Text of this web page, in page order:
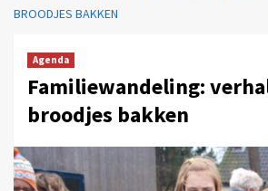
BROODJES BAKKEN
Agenda
Familiewandeling:
broodjes bakken